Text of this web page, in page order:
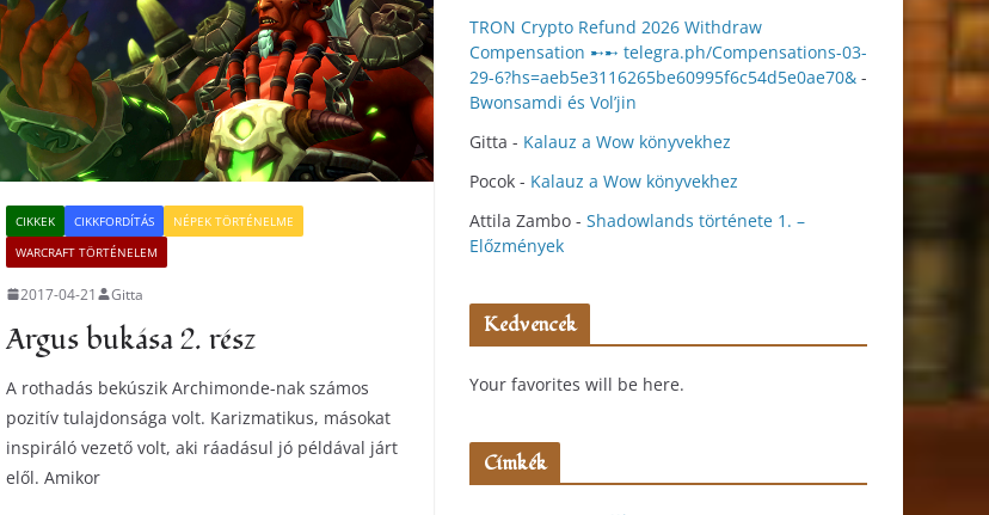
CIKKEK CIKKFORDÍTÁS
NÉPEK TÖRTÉNELME
WARCRAFT TÖRTÉNELEM
2017-04-21 Gitta
Argus bukása 2. rész
A rothadás bekúszik Archimonde-nak számos
pozitív tulajdonsága volt. Karizmatikus, másokat
inspiráló vezető volt, aki ráadásul jó példával járt
elől. Amikor
TRON Crypto Refund 2026 Withdraw
Compensation ➸➸ telegra.ph/Compensations-03-
29-6?hs=aeb5e3116265be60995f6c54d5e0ae70& -
Bwonsamdi és Vol’jin
Gitta - Kalauz a Wow könyvekhez
Pocok - Kalauz a Wow könyvekhez
Attila Zambo - Shadowlands története 1. –
Előzmények
Kedvencek
Your favorites will be here.
Címkék